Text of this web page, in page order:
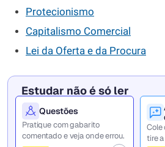
Protecionismo
Capitalismo Comercial
Lei da Oferta e da Procura
Estudar não é só ler
Questões
Pratique com gabarito
comentado e veja onde errou.
Cole
tire